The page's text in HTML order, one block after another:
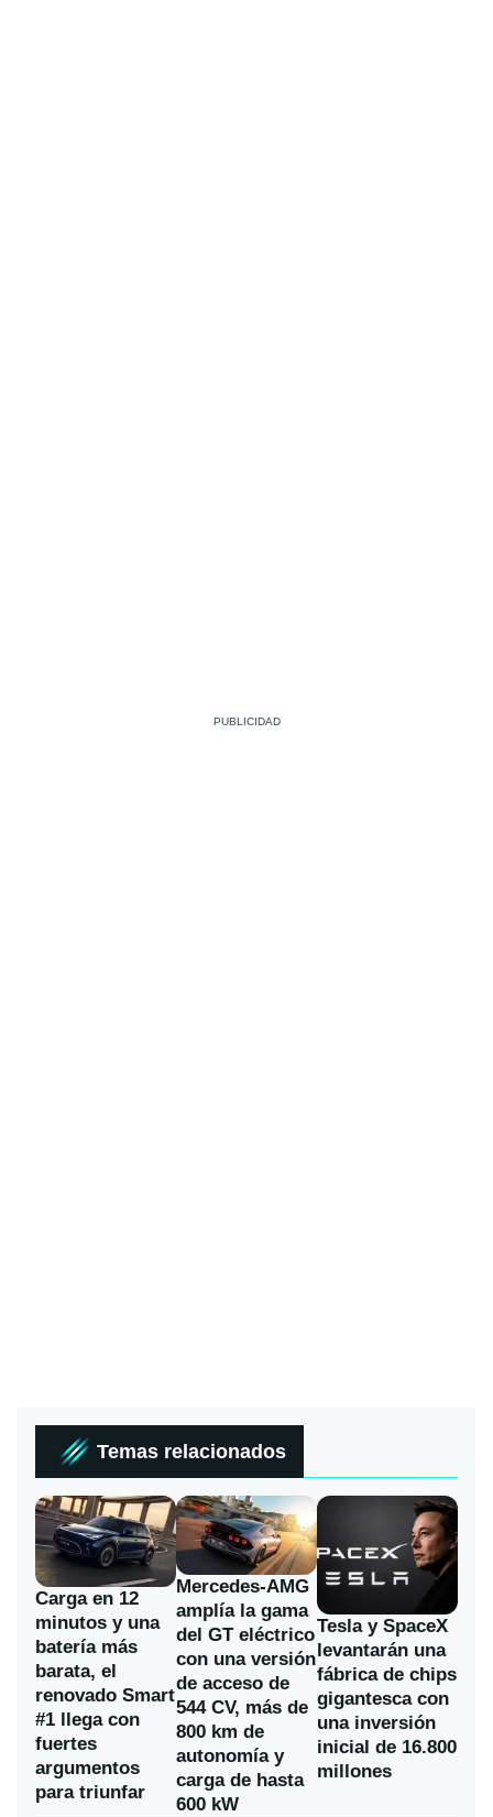
Temas relacionados
Carga en 12
minutos y una
batería más
barata, el
renovado Smart
#1 llega con
fuertes
argumentos
para triunfar
Mercedes-AMG
amplía la gama
del GT eléctrico
con una versión
de acceso de
544 CV, más de
800 km de
autonomía y
carga de hasta
600 kW
Tesla y SpaceX
levantarán una
fábrica de chips
gigantesca con
una inversión
inicial de 16.800
millones